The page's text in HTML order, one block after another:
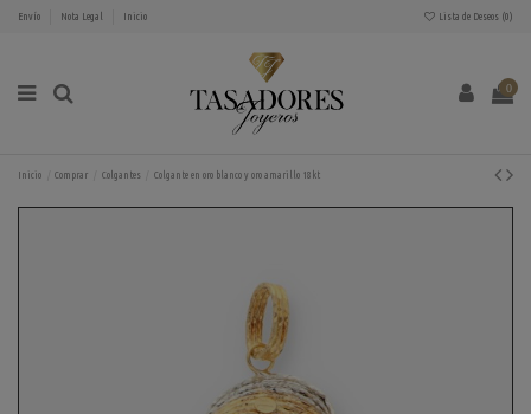
Envío Nota Legal Inicio Lista de Deseos (0)
0
Inicio Comprar Colgantes Colgante en oro blanco y oro amarillo 18kt